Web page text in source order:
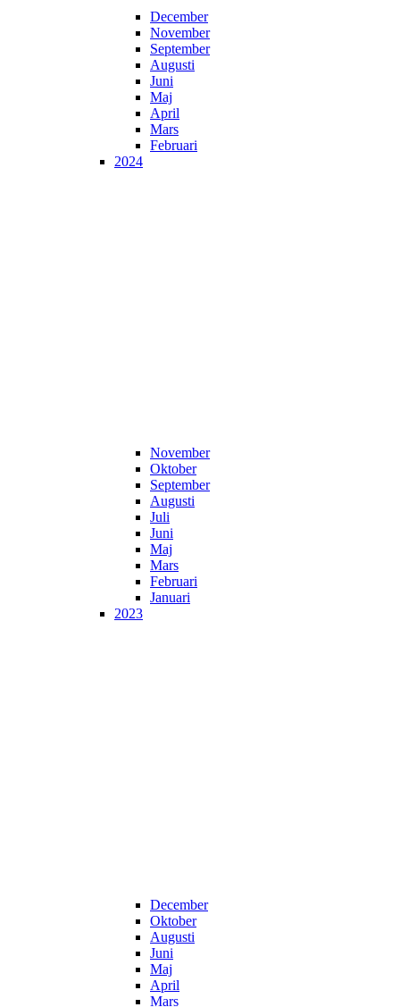
December
November
September
Augusti
Juni
Maj
April
Mars
Februari
2024
November
Oktober
September
Augusti
Juli
Juni
Maj
Mars
Februari
Januari
2023
December
Oktober
Augusti
Juni
Maj
April
Mars